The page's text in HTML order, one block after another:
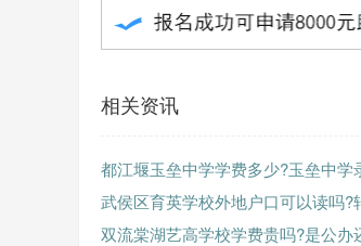
相关资讯
都江堰玉垒中学学费多少?玉垒中学
武侯区育英学校外地户口可以读吗?
双流棠湖艺高学校学费贵吗?是公办